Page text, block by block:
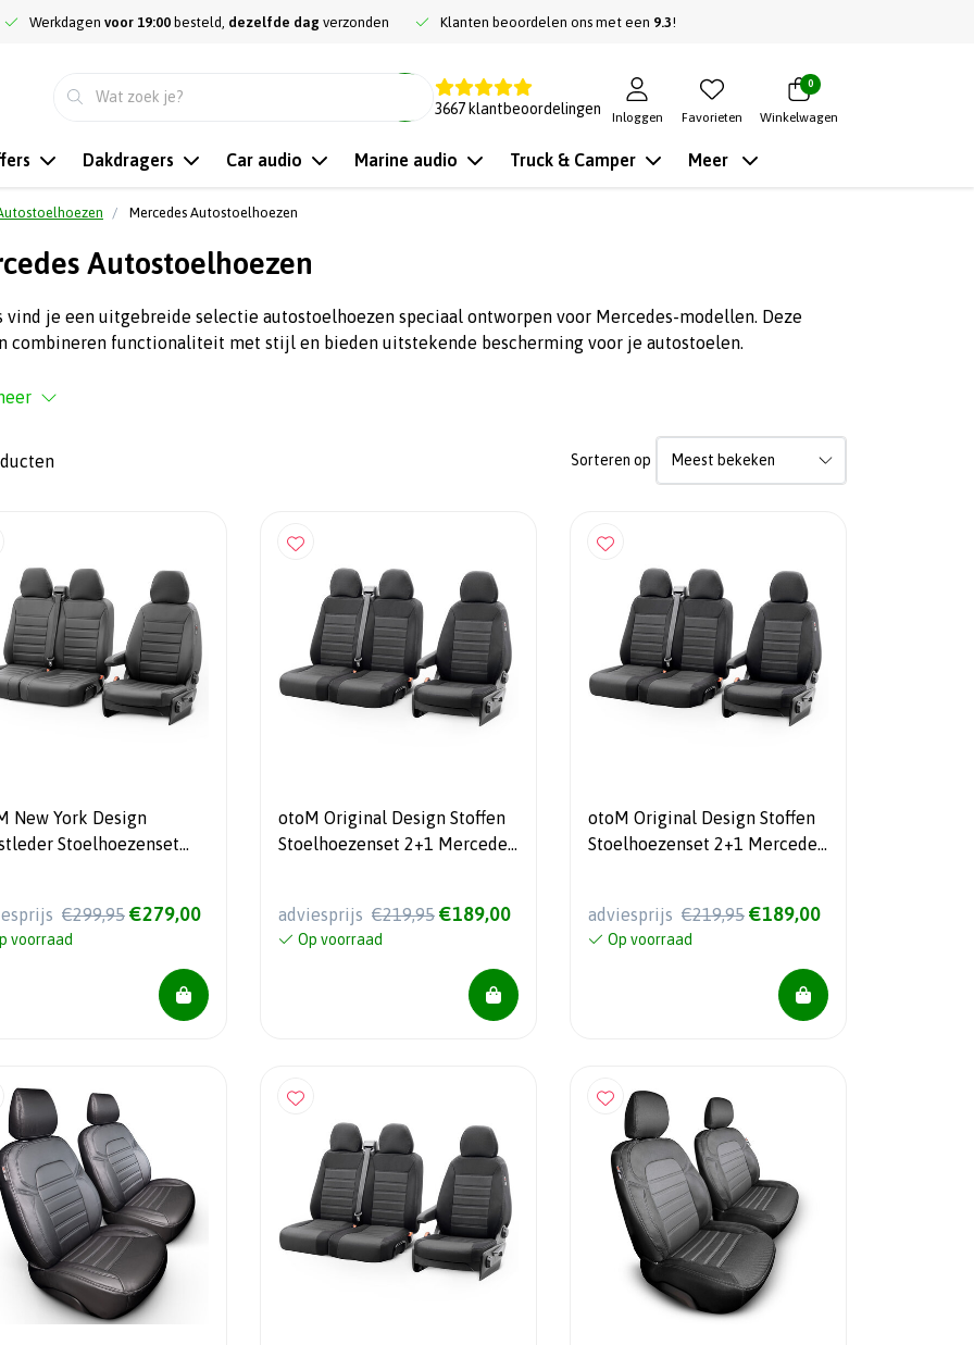
Werkdagen voor 19:00 besteld, dezelfde dag verzonden Klanten beoordelen ons met een 9.3!
3667 klantbeoordelingen
Inloggen Favorieten
0
Winkelwagen
Dakdragers Car audio Marine audio Truck & Camper Meer
Mercedes Autostoelhoezen
Autostoelhoezen
vind je een uitgebreide selectie autostoelhoezen speciaal ontworpen voor Mercedes-modellen. Deze
combineren functionaliteit met stijl en bieden uitstekende bescherming voor je autostoelen.
Sorteren op
New York Design
Stoelhoezenset
€299,95 €279,00
voorraad
otoM Original Design Stoffen
Stoelhoezenset 2+1 Mercedes
2007-2014 (met armsteun in
bank)
adviesprijs €219,95 €189,00
Op voorraad
otoM Original Design Stoffen
Stoelhoezenset 2+1 Mercedes
adviesprijs €219,95 €189,00
Op voorraad